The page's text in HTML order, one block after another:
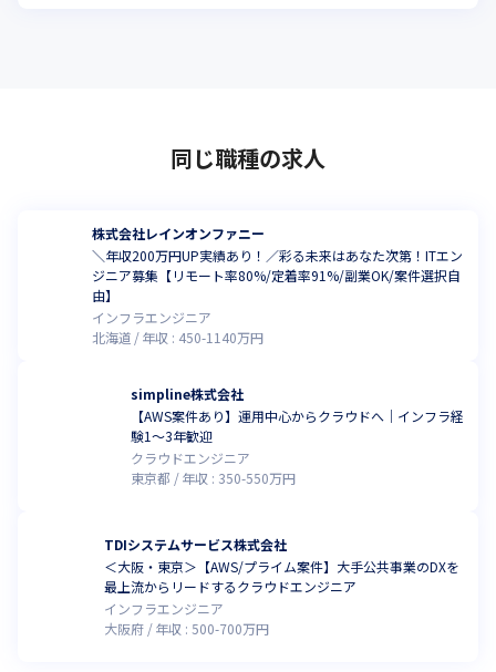
同じ職種の求人
株式会社レインオンファニー
＼年収200万円UP実績あり！／彩る未来はあなた次第！ITエン
ジニア募集【リモート率80%/定着率91%/副業OK/案件選択自
由】
インフラエンジニア
北海道
年収 : 450-1140万円
simpline株式会社
【AWS案件あり】運用中心からクラウドへ｜インフラ経
験1〜3年歓迎
クラウドエンジニア
東京都
年収 : 350-550万円
TDIシステムサービス株式会社
＜大阪・東京＞【AWS/プライム案件】大手公共事業のDXを
最上流からリードするクラウドエンジニア
インフラエンジニア
大阪府
年収 :500-700万円